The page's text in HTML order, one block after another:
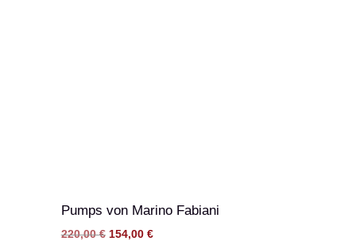
Pumps von Marino Fabiani
220,00€ Ursprünglicher
154,00 €Aktueller